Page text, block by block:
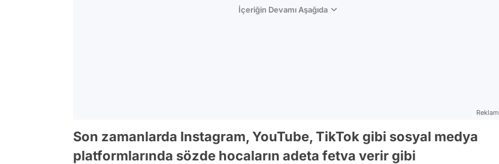
İçeriğin Devamı Aşağıda
Reklam
Son zamanlarda Instagram, YouTube, TikTok gibi sosyal medya
platformlarında sözde hocaların adeta fetva verir gibi